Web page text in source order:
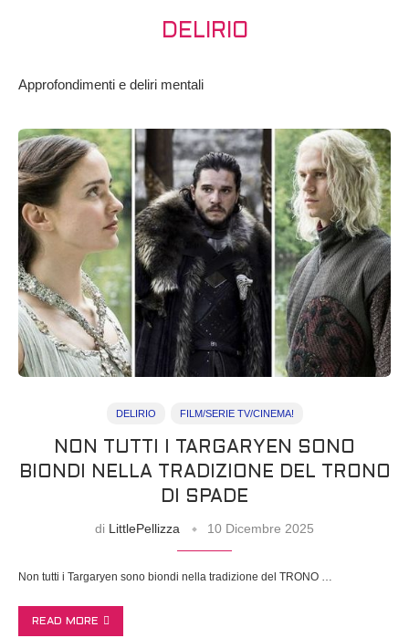
DELIRIO
Approfondimenti e deliri mentali
DELIRIO FILM/SERIE TV/CINEMA!
NON TUTTI I TARGARYEN SONO
BIONDI NELLA TRADIZIONE DEL TRONO
DI SPADE
di LittlePellizza 10 Dicembre 2025
Non tutti i Targaryen sono biondi nella tradizione del TRONO …
READ MORE